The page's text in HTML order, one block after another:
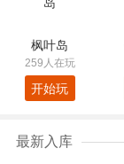
枫叶岛
259人在玩
开始玩
最新入库